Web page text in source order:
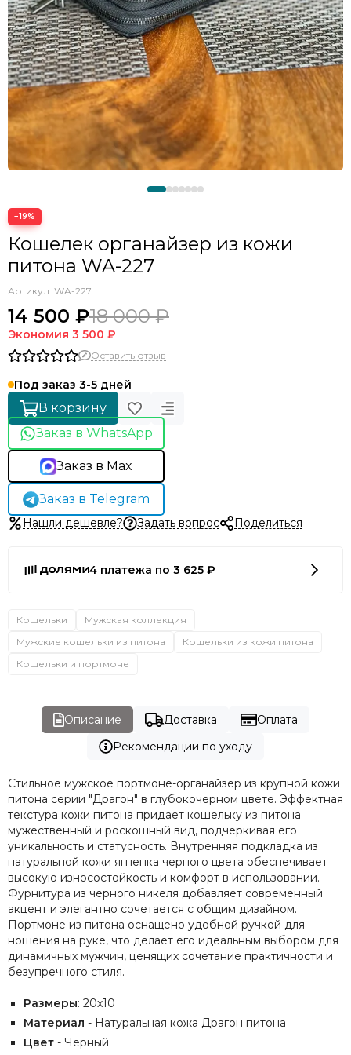
−19%
Кошелек органайзер из кожи
питона WA-227
Артикул: WA-227
14 500 ₽18 000 ₽
Экономия 3 500 ₽
Оставить отзыв
Под заказ 3-5 дней
В корзину
Заказ в WhatsApp
Заказ в Max
Заказ в Telegram
Нашли дешевле? Задать вопрос Поделиться
4 платежа по 3 625 ₽
Кошельки
Мужская коллекция
Мужские кошельки из питона
Кошельки из кожи питона
Кошельки и портмоне
Описание Доставка
Оплата
Рекомендации по уходу
Стильное мужское портмоне-органайзер из крупной кожи
питона серии "Драгон" в глубокочерном цвете. Эффектная
текстура кожи питона придает кошельку из питона
мужественный и роскошный вид, подчеркивая его
уникальность и статусность. Внутренняя подкладка из
натуральной кожи ягненка черного цвета обеспечивает
высокую износостойкость и комфорт в использовании.
Фурнитура из черного никеля добавляет современный
акцент и элегантно сочетается с общим дизайном.
Портмоне из питона оснащено удобной ручкой для
ношения на руке, что делает его идеальным выбором для
динамичных мужчин, ценящих сочетание практичности и
безупречного стиля.
Размеры: 20х10
Материал - Натуральная кожа Драгон питона
Цвет - Черный